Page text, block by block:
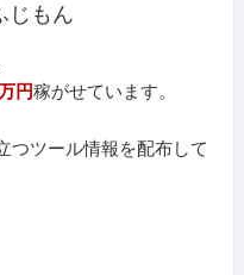
じもん
円稼がせています。
つツール情報を配布して